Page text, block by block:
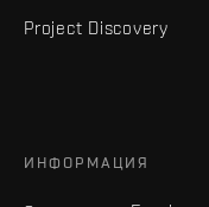
Project Discovery
ИНФОРМАЦИЯ